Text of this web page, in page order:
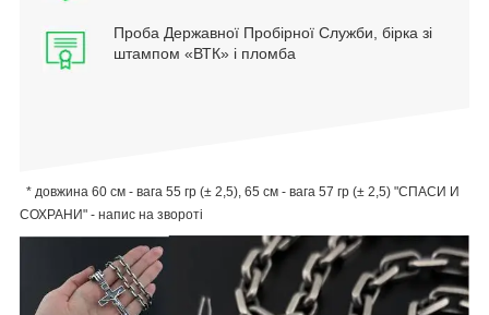
Проба Державної Пробірної Служби, бірка зі
штампом «ВТК» і пломба
* довжина 60 см - вага 55 гр (± 2,5), 65 см - вага 57 гр (± 2,5) "СПАСИ И
СОХРАНИ" - напис на звороті